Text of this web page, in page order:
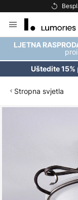
to
Content
LJETNA
Uštedite 15%
Stropna svjetla